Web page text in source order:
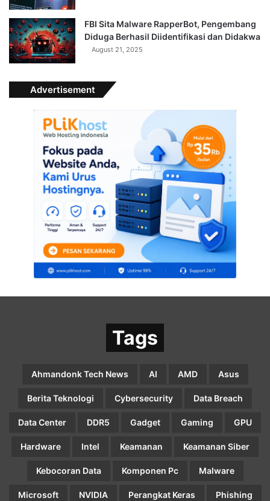
FBI Sita Malware RapperBot, Pengembang
Diduga Berhasil Diidentifikasi dan Didakwa
August 21, 2025
Advertisement
Tags
Ahmandonk Tech News AI AMD Asus
Berita Teknologi Cybersecurity Data Breach
Data Center DDR5 Gadget Gaming GPU
Hardware Intel Keamanan Keamanan Siber
Kebocoran Data Komponen Pc Malware
Microsoft NVIDIA Perangkat Keras Phishing